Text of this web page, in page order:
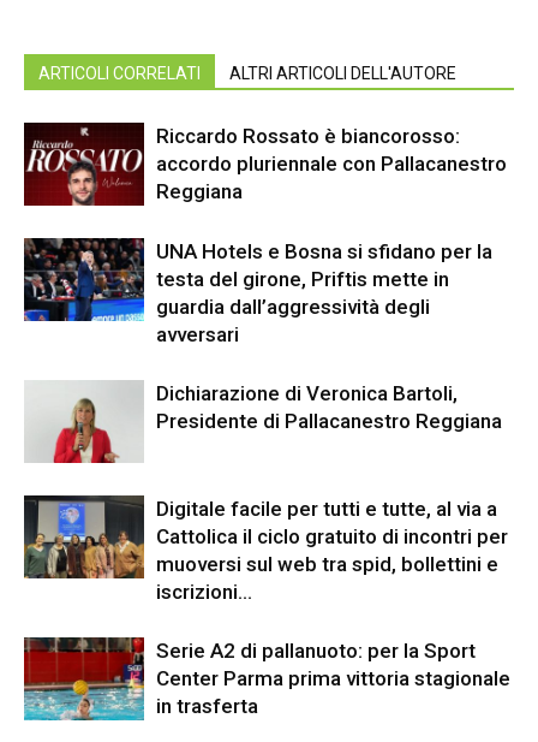
ARTICOLI CORRELATI ALTRI ARTICOLI DELL'AUTORE
Riccardo Rossato è biancorosso:
accordo pluriennale con Pallacanestro
Reggiana
UNA Hotels e Bosna si sfidano per la
testa del girone, Priftis mette in
guardia dall’aggressività degli
avversari
Dichiarazione di Veronica Bartoli,
Presidente di Pallacanestro Reggiana
Digitale facile per tutti e tutte, al via a
Cattolica il ciclo gratuito di incontri per
muoversi sul web tra spid, bollettini e
iscrizioni...
Serie A2 di pallanuoto: per la Sport
Center Parma prima vittoria stagionale
in trasferta